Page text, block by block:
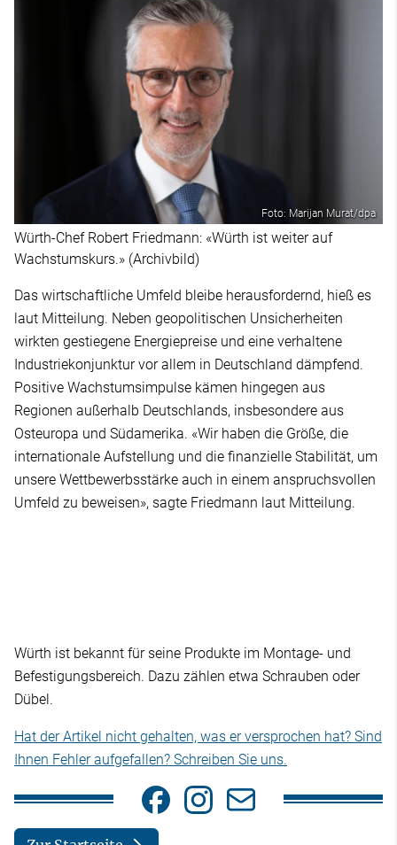
Foto: Marijan Murat/dpa
Würth-Chef Robert Friedmann: «Würth ist weiter auf
Wachstumskurs.» (Archivbild)
Das wirtschaftliche Umfeld bleibe herausfordernd, hieß es
laut Mitteilung. Neben geopolitischen Unsicherheiten
wirkten gestiegene Energiepreise und eine verhaltene
Industriekonjunktur vor allem in Deutschland dämpfend.
Positive Wachstumsimpulse kämen hingegen aus
Regionen außerhalb Deutschlands, insbesondere aus
Osteuropa und Südamerika. «Wir haben die Größe, die
internationale Aufstellung und die finanzielle Stabilität, um
unsere Wettbewerbsstärke auch in einem anspruchsvollen
Umfeld zu beweisen», sagte Friedmann laut Mitteilung.
Würth ist bekannt für seine Produkte im Montage- und
Befestigungsbereich. Dazu zählen etwa Schrauben oder
Dübel.
Hat der Artikel nicht gehalten, was er versprochen hat? Sind
Ihnen Fehler aufgefallen? Schreiben Sie uns.